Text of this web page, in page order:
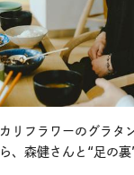
カリフラワーのグラタ
ら、森健さんと“足の